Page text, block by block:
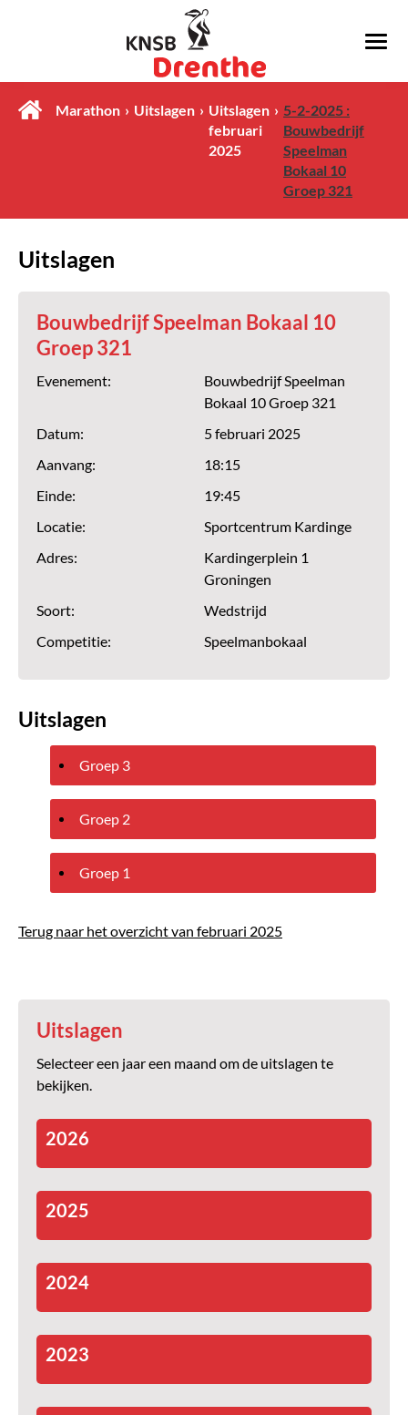
Marathon Uitslagen
Uitslagen
februari
2025
5-2-2025 :
Bouwbedrijf
Speelman
Bokaal 10
Groep 321
Uitslagen
Bouwbedrijf Speelman Bokaal 10
Groep 321
Evenement:
Bouwbedrijf Speelman
Bokaal 10 Groep 321
Datum:
5 februari 2025
Aanvang:
18:15
Einde:
19:45
Locatie:
Sportcentrum Kardinge
Adres:
Kardingerplein 1
Groningen
Soort:
Wedstrijd
Competitie:
Speelmanbokaal
Uitslagen
Groep 3
Groep 2
Groep 1
Terug naar het overzicht van februari 2025
Uitslagen
Selecteer een jaar een maand om de uitslagen te
bekijken.
2026
2025
2024
2023